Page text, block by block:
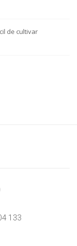
de cultivar
133